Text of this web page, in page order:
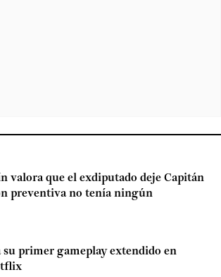
valora que el exdiputado deje Capitán
preventiva no tenía ningún
su primer gameplay extendido en